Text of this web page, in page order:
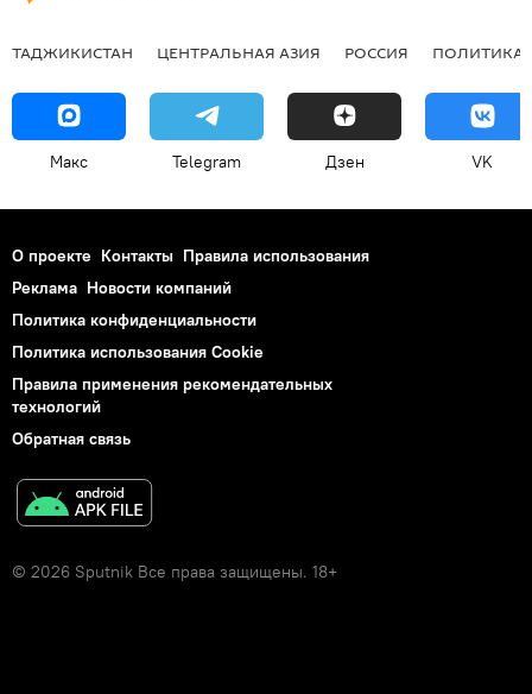
ТАДЖИКИСТАН ЦЕНТРАЛЬНАЯ АЗИЯ РОССИЯ ПОЛИТИКА
Макс Telegram Дзен VK
О проекте Контакты Правила использования
Реклама Новости компаний
Политика конфиденциальности
Политика использования Cookie
Правила применения рекомендательных
технологий
Обратная связь
© 2026 Sputnik Все права защищены. 18+